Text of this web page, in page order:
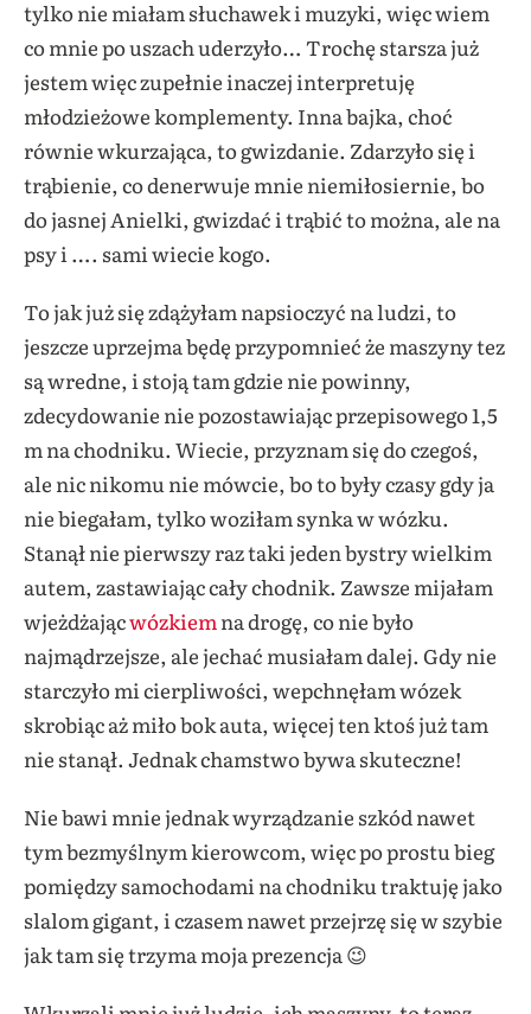
tylko nie miałam słuchawek i muzyki, więc wiem
co mnie po uszach uderzyło… Trochę starsza już
jestem więc zupełnie inaczej interpretuję
młodzieżowe komplementy. Inna bajka, choć
równie wkurzająca, to gwizdanie. Zdarzyło się i
trąbienie, co denerwuje mnie niemiłosiernie, bo
do jasnej Anielki, gwizdać i trąbić to można, ale na
psy i …. sami wiecie kogo.
To jak już się zdążyłam napsioczyć na ludzi, to
jeszcze uprzejma będę przypomnieć że maszyny tez
są wredne, i stoją tam gdzie nie powinny,
zdecydowanie nie pozostawiając przepisowego 1,5
m na chodniku. Wiecie, przyznam się do czegoś,
ale nic nikomu nie mówcie, bo to były czasy gdy ja
nie biegałam, tylko woziłam synka w wózku.
Stanął nie pierwszy raz taki jeden bystry wielkim
autem, zastawiając cały chodnik. Zawsze mijałam
wjeżdżającwózkiemna drogę, co nie było
najmądrzejsze, ale jechać musiałam dalej. Gdy nie
starczyło mi cierpliwości, wepchnęłam wózek
skrobiąc aż miło bok auta, więcej ten ktoś już tam
nie stanął. Jednak chamstwo bywa skuteczne!
Nie bawi mnie jednak wyrządzanie szkód nawet
tym bezmyślnym kierowcom, więc po prostu bieg
pomiędzy samochodami na chodniku traktuję jako
slalom gigant, i czasem nawet przejrzę się w szybie
jak tam się trzyma moja prezencja 😉